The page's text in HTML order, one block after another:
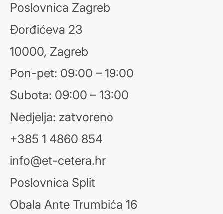
Poslovnica Zagreb
Đorđićeva 23
10000, Zagreb
Pon-pet: 09:00 – 19:00
Subota: 09:00 – 13:00
Nedjelja: zatvoreno
+385 1 4860 854
info@et-cetera.hr
Poslovnica Split
Obala Ante Trumbića 16